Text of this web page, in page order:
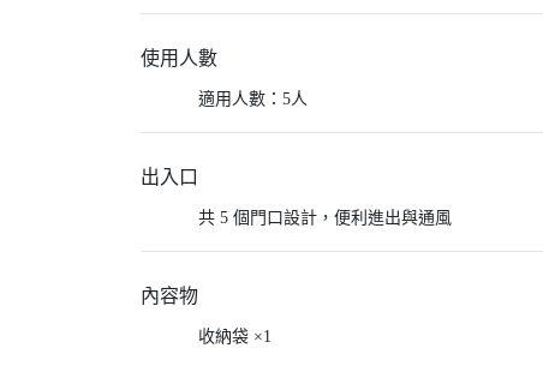
使用人數
適用人數：5人
出入口
共 5 個門口設計，便利進出與通風
內容物
收納袋 ×1